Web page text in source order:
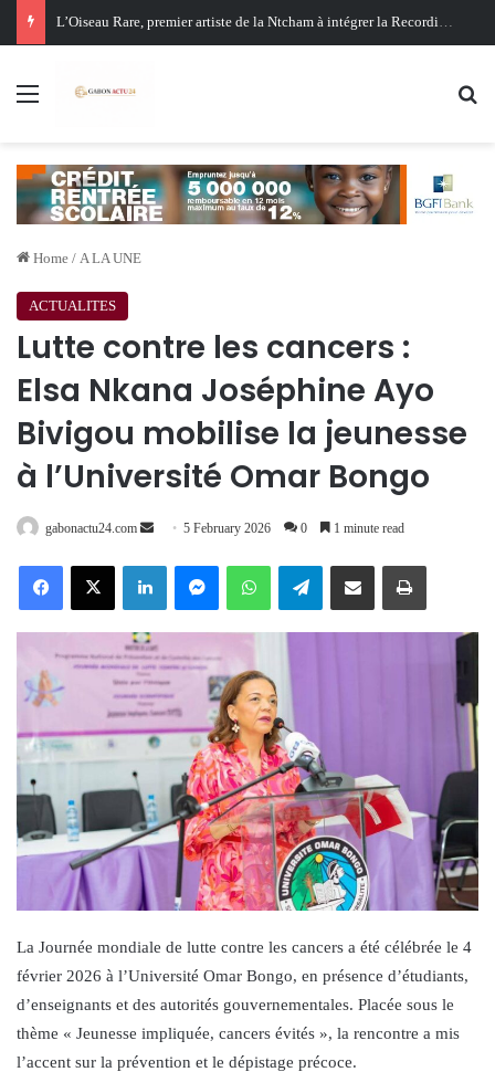
Oligui Nguema au Ghana : Libreville mise sur Accra pour renforcer sa stratégie diplomatique et économique
Menu
Home / A LA UNE
ACTUALITES
Lutte contre les cancers :
Elsa Nkana Joséphine Ayo
Bivigou mobilise la jeunesse
à l’Université Omar Bongo
gabonactu24.com
Send 5 February 2026 0 1 minute read
FacebookX LinkedInMessengerWhatsAppTelegramShare via Email Print
La Journée mondiale de lutte contre les cancers a été célébrée le 4
février 2026 à l’Université Omar Bongo, en présence d’étudiants,
d’enseignants et des autorités gouvernementales. Placée sous le
thème « Jeunesse impliquée, cancers évités », la rencontre a mis
l’accent sur la prévention et le dépistage précoce.